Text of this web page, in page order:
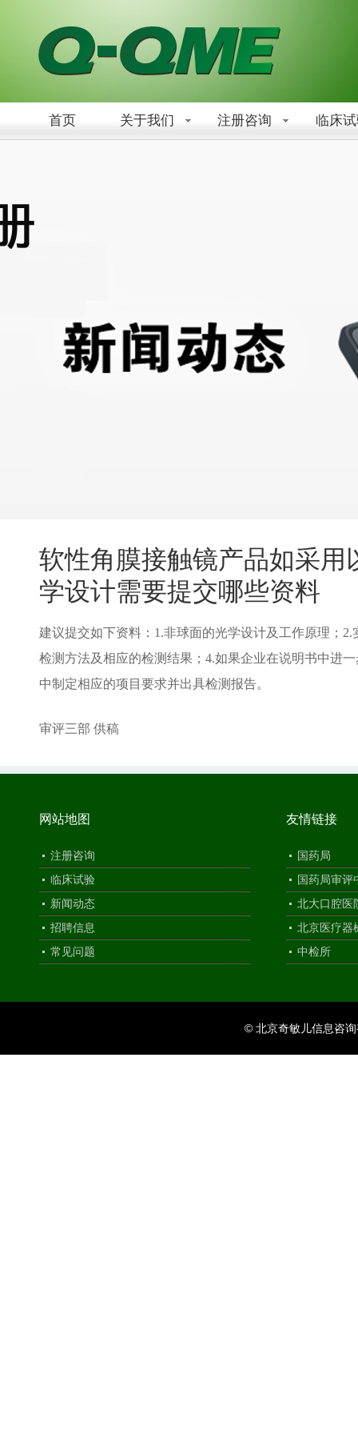
首页 关于我们 注册咨询 临床
软性角膜接触镜产品如采
学设计需要提交哪些资料
建议提交如下资料：1.非球面的光学设计及工作原理；
检测方法及相应的检测结果；4.如果企业在说明书中进
中制定相应的项目要求并出具检测报告。
审评三部 供稿
网站地图
注册咨询
临床试验
新闻动态
招聘信息
常见问题
友情链接
国药局
国药局审评
北大口腔医
北京医疗器
中检所
© 北京奇敏儿信息咨